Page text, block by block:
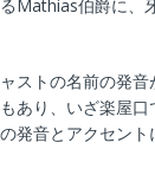
Mathias伯爵に、
ストの名前の発
あり、いざ楽屋
発音とアクセン